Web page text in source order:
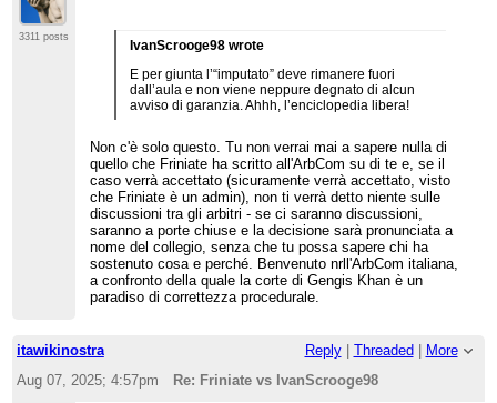
3311 posts
IvanScrooge98 wrote
E per giunta l’“imputato” deve rimanere fuori
dall’aula e non viene neppure degnato di alcun
avviso di garanzia. Ahhh, l’enciclopedia libera!
Non c'è solo questo. Tu non verrai mai a sapere nulla di
quello che Friniate ha scritto all'ArbCom su di te e, se il
caso verrà accettato (sicuramente verrà accettato, visto
che Friniate è un admin), non ti verrà detto niente sulle
discussioni tra gli arbitri - se ci saranno discussioni,
saranno a porte chiuse e la decisione sarà pronunciata a
nome del collegio, senza che tu possa sapere chi ha
sostenuto cosa e perché. Benvenuto nrll'ArbCom italiana,
a confronto della quale la corte di Gengis Khan è un
paradiso di correttezza procedurale.
itawikinostra Reply| Threaded
More
Aug 07, 2025; 4:57pm
Re: Friniate vs IvanScrooge98